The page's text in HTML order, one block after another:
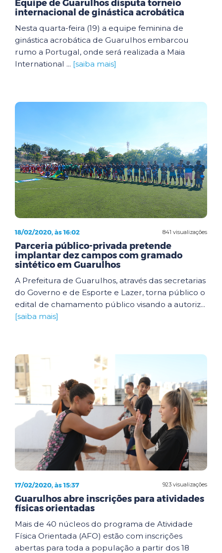
Equipe de Guarulhos disputa torneio
internacional de ginástica acrobática
Nesta quarta-feira (19) a equipe feminina de
ginástica acrobática de Guarulhos embarcou
rumo a Portugal, onde será realizada a Maia
International ... [saiba mais]
841 visualizações
18/02/2020, às 16:02
Parceria público-privada pretende
implantar dez campos com gramado
sintético em Guarulhos
A Prefeitura de Guarulhos, através das secretarias
do Governo e de Esporte e Lazer, torna público o
edital de chamamento público visando a autoriz...
[saiba mais]
923 visualizações
17/02/2020, às 15:37
Guarulhos abre inscrições para atividades
físicas orientadas
Mais de 40 núcleos do programa de Atividade
Física Orientada (AFO) estão com inscrições
abertas para toda a população a partir dos 18